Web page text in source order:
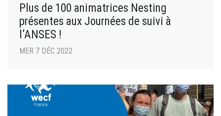
Plus de 100 animatrices Nesting
présentes aux Journées de suivi à
l’ANSES !
MER 7 DÉC 2022